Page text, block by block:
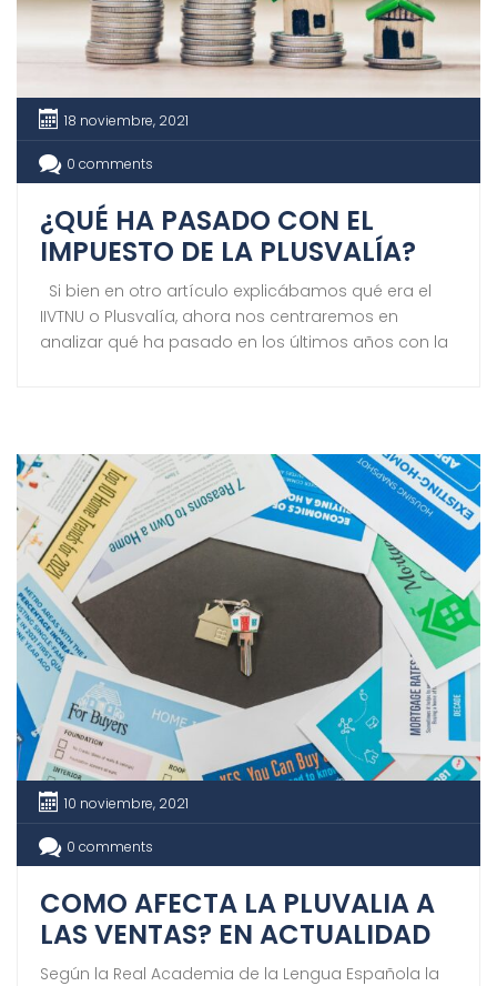
18 noviembre, 2021
0 comments
¿QUÉ HA PASADO CON EL
IMPUESTO DE LA PLUSVALÍA?
Si bien en otro artículo explicábamos qué era el
IIVTNU o Plusvalía, ahora nos centraremos en
analizar qué ha pasado en los últimos años con la
10 noviembre, 2021
0 comments
COMO AFECTA LA PLUVALIA A
LAS VENTAS? EN ACTUALIDAD
Según la Real Academia de la Lengua Española la